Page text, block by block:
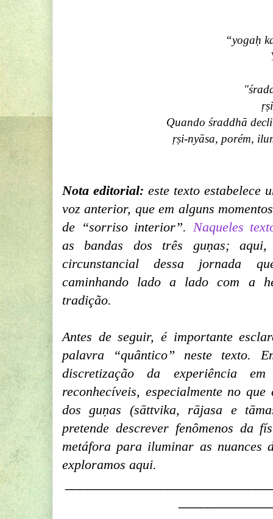
“yogaḥ
Quando śraddhā
ṛṣi-nyāsa, porém,
Nota editorial: este texto estabelece
voz anterior, que em alguns
de “sorriso interior”. Naqueles
as bandas dos três guṇas; aqui,
circunstancial dessa jornada
caminhando lado a lado com a
tradição.
Antes de seguir, é importante
palavra “quântico” neste texto.
discretização da experiência
reconhecíveis, especialmente no
dos guṇas (sāttvika, rājasa e
pretende descrever fenômenos da
metáfora para iluminar as nuances
exploramos aqui.